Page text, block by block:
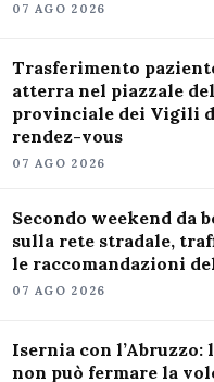
07 AGO 2026
Trasferimento
atterra nel piazzale
provinciale dei Vigili
rendez-vous
07 AGO 2026
Secondo weekend da
sulla rete stradale,
le raccomandazioni
07 AGO 2026
Isernia con l’Abruzzo:
non può fermare la